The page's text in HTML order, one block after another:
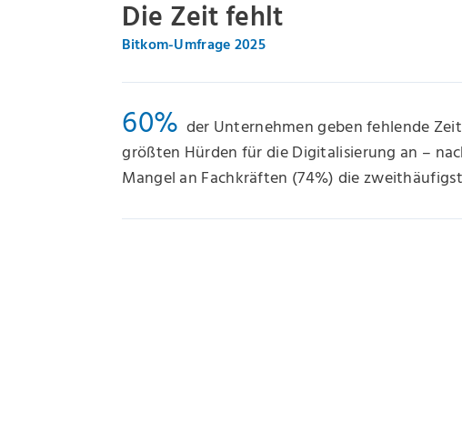
Die Zeit fehlt
Bitkom-Umfrage 2025
60% der Unternehmen geben fehlende
größten Hürden für die Digitalisierung an –
Mangel an Fachkräften (74%) die